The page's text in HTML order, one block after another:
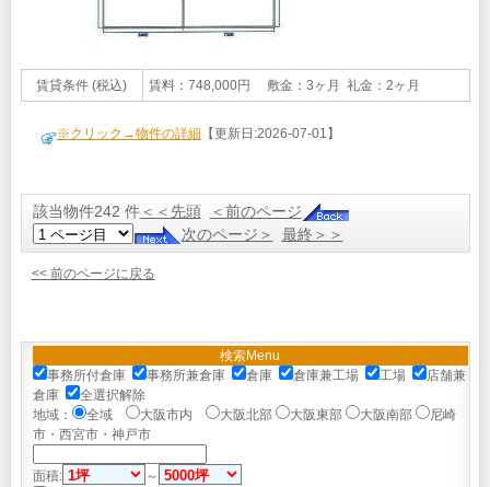
賃貸条件 (税込) 賃料：748,000円 敷金：3ヶ月 礼金：2ヶ月
※クリック→物件の詳細 【更新日:2026-07-01】
該当物件242 件＜＜先頭
＜前のページ
次のページ＞
最終＞＞
<< 前のページに戻る
検索Menu
事務所付倉庫
事務所兼倉庫 倉庫 倉庫兼工場 工場
店舗兼
倉庫
全選択解除
地域：
全域 大阪市内 大阪北部 大阪東部 大阪南部
尼崎
市・西宮市・神戸市
面積:
～